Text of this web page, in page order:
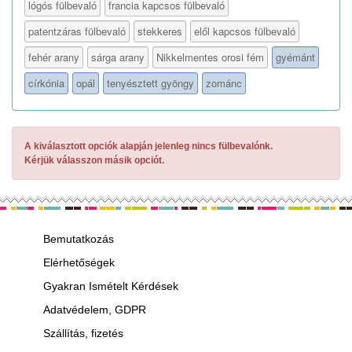
lógós fülbevaló
francia kapcsos fülbevaló
patentzáras fülbevaló
stekkeres
elől kapcsos fülbevaló
fehér arany
sárga arany Nikkelmentes orosi fém
gyémánt
církónia
opál tenyésztett gyöngy zománc
A kiválasztott opciók alapján jelenleg nincs fülbevalónk.
Kérjük válasszon másik opciót.
Bemutatkozás
Elérhetőségek
Gyakran Ismételt Kérdések
Adatvédelem, GDPR
Szállítás, fizetés